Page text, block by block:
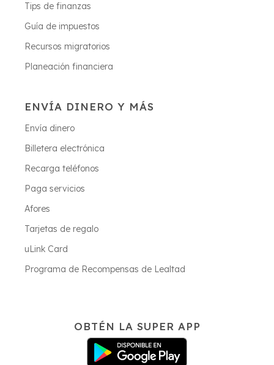
Tips de finanzas
Guía de impuestos
Recursos migratorios
Planeación financiera
ENVÍA DINERO Y MÁS
Envía dinero
Billetera electrónica
Recarga teléfonos
Paga servicios
Afores
Tarjetas de regalo
uLink Card
Programa de Recompensas de Lealtad
OBTÉN LA SUPER APP